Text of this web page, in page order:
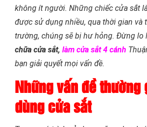
không ít người. Những chiếc cửa sắt
được sử dụng nhiều, qua thời gian và
trường, chúng sẽ bị hư hỏng. Đừng lo
chữa cửa sắt, làm cửa sắt 4 cánh
bạn giải quyết mọi vấn đề.
Những vấn đề thường
dùng cửa sắt